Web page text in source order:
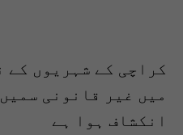
کراچی کے شہریوں کے
میں غیر قانونی
انکشاف ہوا ہے